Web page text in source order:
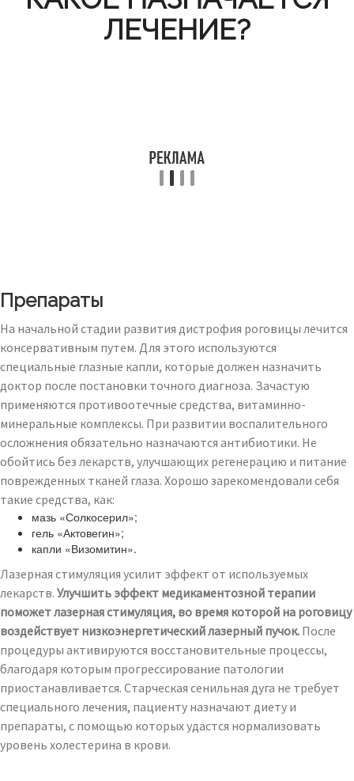
ЛЕЧЕНИЕ?
Препараты
На начальной стадии развития дистрофия роговицы лечится
консервативным путем. Для этого используются
специальные глазные капли, которые должен назначить
доктор после постановки точного диагноза. Зачастую
применяются противоотечные средства, витаминно-
минеральные комплексы. При развитии воспалительного
осложнения обязательно назначаются антибиотики. Не
обойтись без лекарств, улучшающих регенерацию и питание
поврежденных тканей глаза. Хорошо зарекомендовали себя
такие средства, как:
мазь «Солкосерил»;
гель «Актовегин»;
капли «Визомитин».
Лазерная стимуляция усилит эффект от используемых
лекарств. Улучшить эффект медикаментозной терапии
поможет лазерная стимуляция, во время которой на роговицу
воздействует низкоэнергетический лазерный пучок. После
процедуры активируются восстановительные процессы,
благодаря которым прогрессирование патологии
приостанавливается. Старческая сенильная дуга не требует
специального лечения, пациенту назначают диету и
препараты, с помощью которых удастся нормализовать
уровень холестерина в крови.